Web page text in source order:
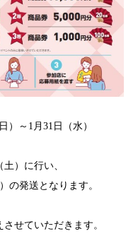
）～1月31日（水）
）に行い、
の発送となります。
せていただきます。